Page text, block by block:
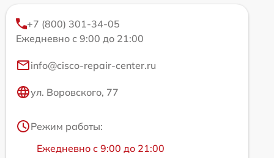
+7 (800) 301-34-05
Ежедневно с 9:00 до 21:00
info@cisco-repair-center.ru
ул. Воровского, 77
Режим работы:
Ежедневно с 9:00 до 21:00